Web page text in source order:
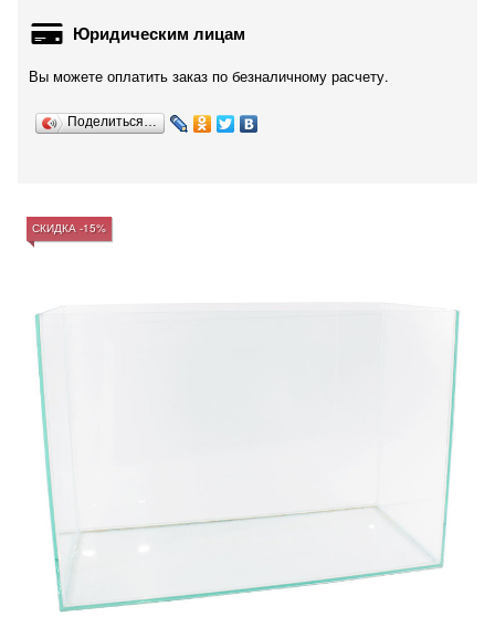
Юридическим лицам
Вы можете оплатить заказ по безналичному расчету.
Поделиться…
СКИДКА -15%